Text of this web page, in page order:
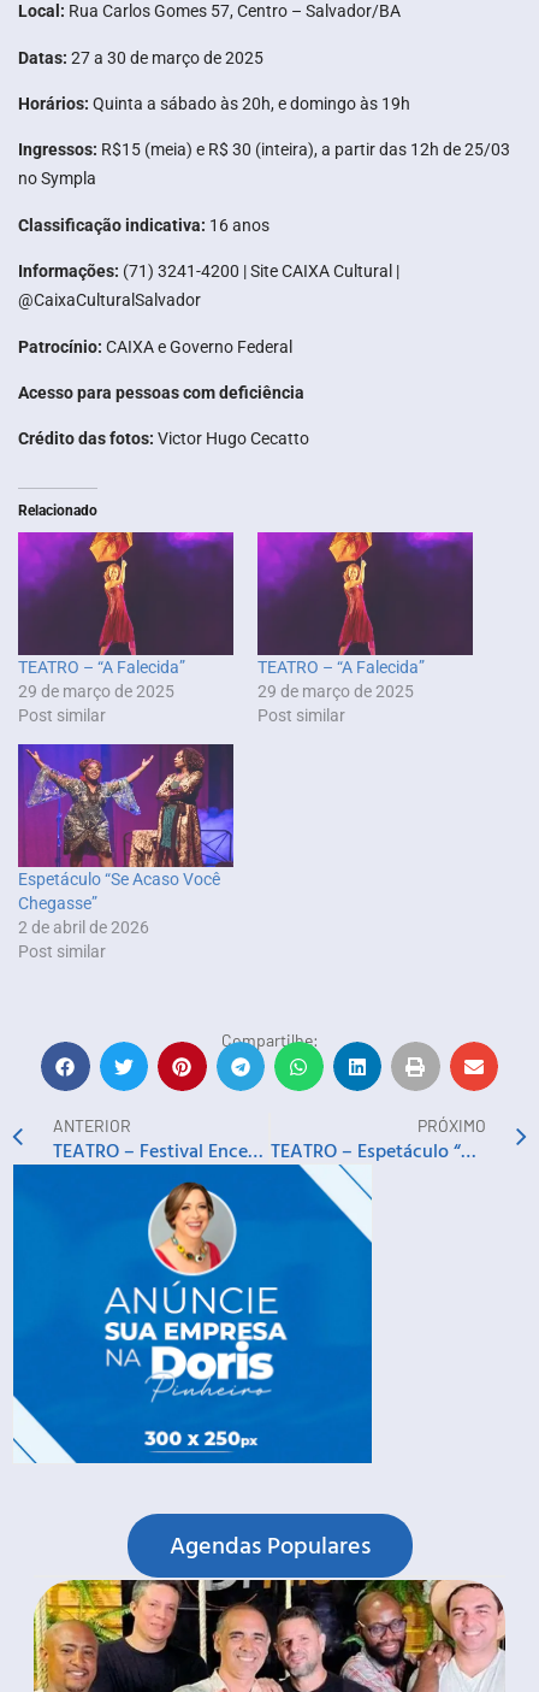
Compartilhe:
ANTERIOR
TEATRO – Festival Encena Lauro Mostra Nacional com A Dama da Noite
PRÓXIMO
TEATRO – Espetáculo “Barro Mulher”
Local: Rua Carlos Gomes 57, Centro – Salvador/BA
Datas: 27 a 30 de março de 2025
Horários: Quinta a sábado às 20h, e domingo às 19h
Ingressos: R$15 (meia) e R$ 30 (inteira), a partir das 12h de 25/03
no Sympla
Classificação indicativa: 16 anos
Informações: (71) 3241-4200 | Site CAIXA Cultural |
@CaixaCulturalSalvador
Patrocínio: CAIXA e Governo Federal
Acesso para pessoas com deficiência
Crédito das fotos: Victor Hugo Cecatto
Relacionado
TEATRO – “A Falecida”
29 de março de 2025
Post similar
TEATRO – “A Falecida”
29 de março de 2025
Post similar
Espetáculo “Se Acaso Você
Chegasse”
2 de abril de 2026
Post similar
Agendas Populares